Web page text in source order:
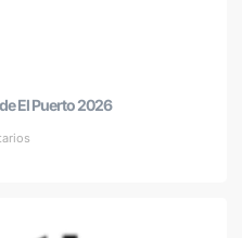
El Puerto 2026